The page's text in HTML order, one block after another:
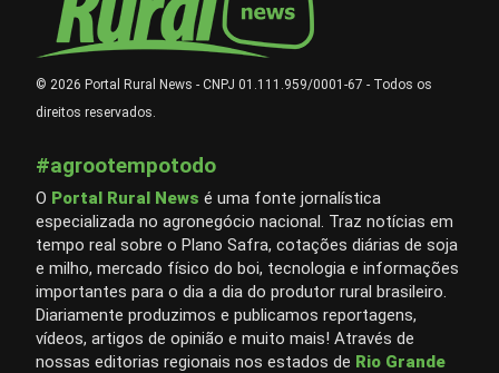
© 2026 Portal Rural News - CNPJ 01.111.959/0001-67 - Todos os
direitos reservados.
#agrootempotodo
O Portal Rural News é uma fonte jornalística
especializada no agronegócio nacional. Traz notícias em
tempo real sobre o Plano Safra, cotações diárias de soja
e milho, mercado físico do boi, tecnologia e informações
importantes para o dia a dia do produtor rural brasileiro.
Diariamente produzimos e publicamos reportagens,
vídeos, artigos de opinião e muito mais! Através de
nossas editorias regionais nos estados de Rio Grande